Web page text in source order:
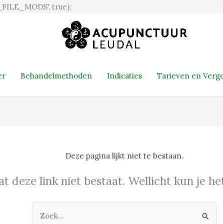
true);
naar
de
inhoud
Behandelmethoden Indicaties Tarieven en
Deze pagina lijkt niet te bestaan.
deze link niet bestaat. Wellicht kun je
Zoek